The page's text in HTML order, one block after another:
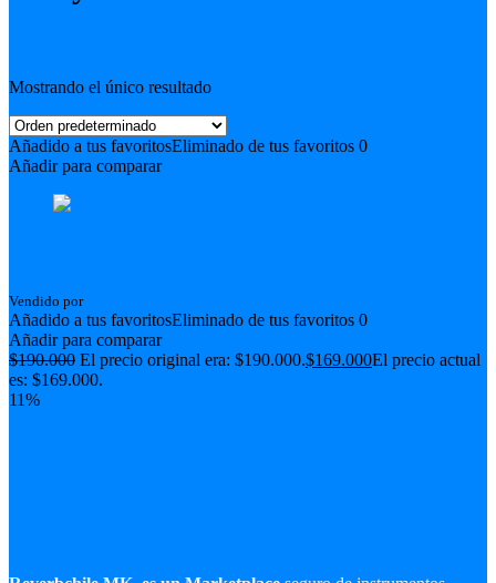
Mostrando el único resultado
Añadido a tus favoritosEliminado de tus favoritos 0
Añadir para comparar
Vendido por
Añadido a tus favoritosEliminado de tus favoritos 0
Añadir para comparar
$190.000 El precio original era: $190.000.$169.000El precio actual
es: $169.000.
11%